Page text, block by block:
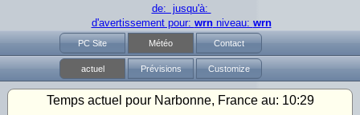
de: jusqu'à:
d'avertissement pour: wrnniveau: wrn
PC Site Météo Contact
actuel Prévisions Customize
Temps actuel pour Narbonne, France au: 10:29